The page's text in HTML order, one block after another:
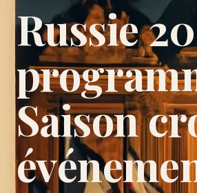
Russie
Saison